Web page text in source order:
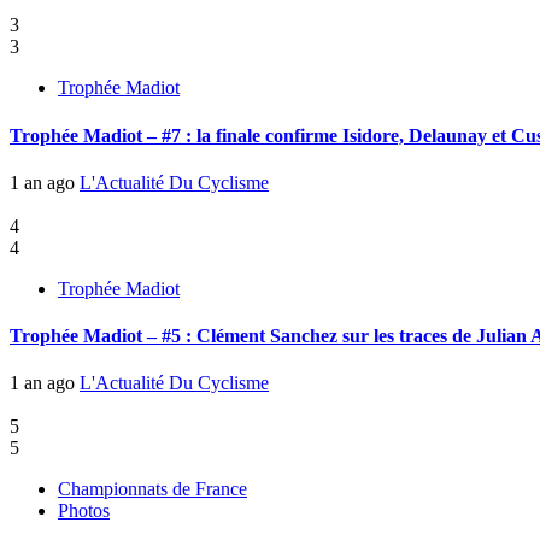
3
3
Trophée Madiot
Trophée Madiot – #7 : la finale confirme Isidore, Delaunay et
1 an ago L'Actualité Du Cyclisme
4
4
Trophée Madiot
Trophée Madiot – #5 : Clément Sanchez sur les traces de Julian
1 an ago L'Actualité Du Cyclisme
5
5
Championnats de France
Photos